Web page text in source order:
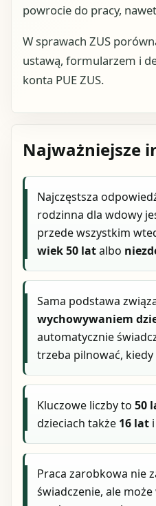
powrocie do pracy, nawet
W sprawach ZUS
ustawą, formularzem i
konta PUE ZUS.
Najważniejsze
Najczęstsza
rodzinna dla wdowy
przede wszystkim
wiek 50 latalbo
Sama podstawa
wychowywaniem
automatycznie
trzeba pilnować,
Kluczowe liczby to50
dzieciach także 16 lat
Praca zarobkowa nie
świadczenie, ale może